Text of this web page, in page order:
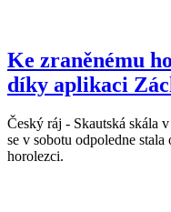
Ke zraněnému
díky aplikaci
Český ráj - Skautská skála
se v sobotu odpoledne stala
horolezci.